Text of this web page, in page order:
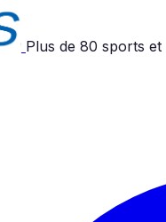
Plus de 80 sports et